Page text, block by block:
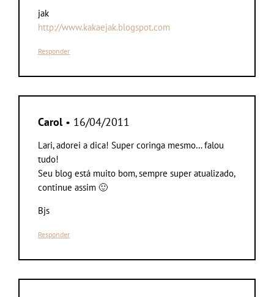
jak
http://www.kakaejak.blogspot.com
Responder
Carol• 16/04/2011
Lari, adorei a dica! Super coringa mesmo… falou
tudo!
Seu blog está muito bom, sempre super atualizado,
continue assim 🙂
Bjs
Responder